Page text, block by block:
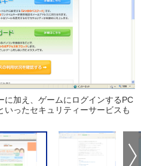
に加え、ゲームにログインするPC
いったセキュリティーサービスも